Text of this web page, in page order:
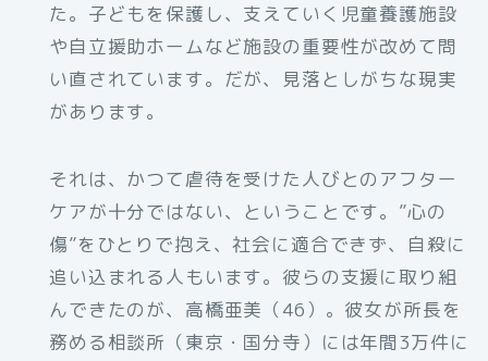
た。子どもを保護し、支えていく児童養護施設
や自立援助ホームなど施設の重要性が改めて問
い直されています。だが、見落としがちな現実
があります。
それは、かつて虐待を受けた人びとのアフター
ケアが十分ではない、ということです。”心の
傷”をひとりで抱え、社会に適合できず、自殺に
追い込まれる人もいます。彼らの支援に取り組
んできたのが、高橋亜美（46）。彼女が所長を
務める相談所（東京・国分寺）には年間3万件に